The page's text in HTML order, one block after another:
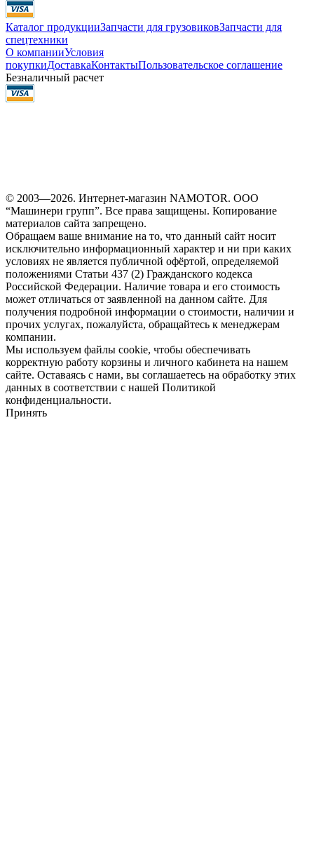
Каталог продукцииЗапчасти для грузовиковЗапчасти для
спецтехники
О компанииУсловия
покупкиДоставкаКонтактыПользовательское соглашение
Безналичный расчет
© 2003—2026. Интернет-магазин NAMOTOR. ООО
“Машинери групп”. Все права защищены. Копирование
материалов сайта запрещено.
Обращаем ваше внимание на то, что данный сайт носит
исключительно информационный характер и ни при каких
условиях не является публичной офёртой, определяемой
положениями Статьи 437 (2) Гражданского кодекса
Российской Федерации. Наличие товара и его стоимость
может отличаться от заявленной на данном сайте. Для
получения подробной информации о стоимости, наличии и
прочих услугах, пожалуйста, обращайтесь к менеджерам
компании.
Мы используем файлы cookie, чтобы обеспечивать
корректную работу корзины и личного кабинета на нашем
сайте. Оставаясь с нами, вы соглашаетесь на обработку этих
данных в соответствии с нашей Политикой
конфиденциальности.
Принять